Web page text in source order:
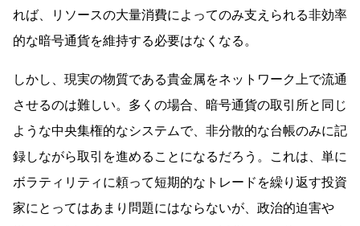
れば、リソースの大量消費によってのみ支えられる非効率
的な暗号通貨を維持する必要はなくなる。
しかし、現実の物質である貴金属をネットワーク上で流通
させるのは難しい。多くの場合、暗号通貨の取引所と同じ
ような中央集権的なシステムで、非分散的な台帳のみに記
録しながら取引を進めることになるだろう。これは、単に
ボラティリティに頼って短期的なトレードを繰り返す投資
家にとってはあまり問題にはならないが、政治的迫害や